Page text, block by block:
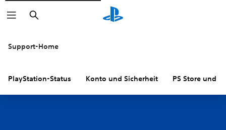
Suchen
Support-Home
PlayStation-Status Konto und Sicherheit PS Store und